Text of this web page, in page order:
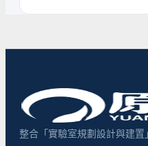
整合「實驗室規劃設計與建